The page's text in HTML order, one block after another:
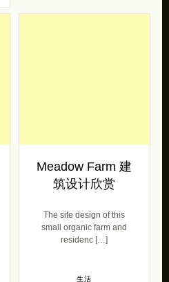
Meadow Farm 建
筑设计欣赏
The site design of this
small organic farm and
residenc […]
生活